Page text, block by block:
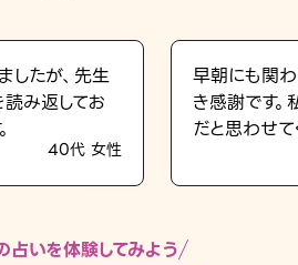
移します
したが、先生
み返してお
40代 女性
早朝にも関
き感謝です
だと思わせて
占いを体験してみよう